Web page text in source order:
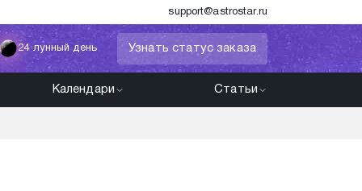
support@astrostar.ru
24 лунный день Узнать статус заказа
Календари Статьи